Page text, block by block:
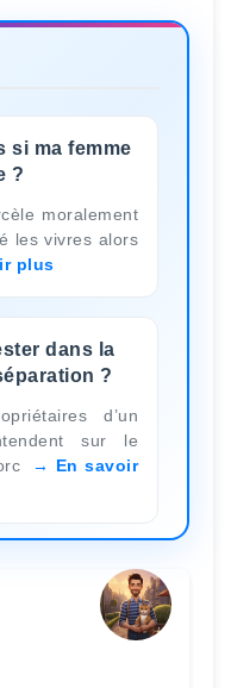
si ma femme
?
moralement
les vivres alors
plus
dans la
?
d’un
sur le
En savoir